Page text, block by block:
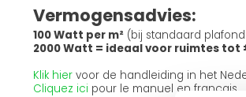
Vermogensadvies:
100 Watt per m² (bij standaard
2000 Watt = ideaal voor ruimtes tot
Klik hier voor de handleiding in het
Cliquez ici pour le manuel en français